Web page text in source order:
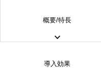
概要/特長
導入効果